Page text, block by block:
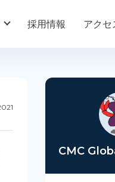
採用情報 アクセ
CMC